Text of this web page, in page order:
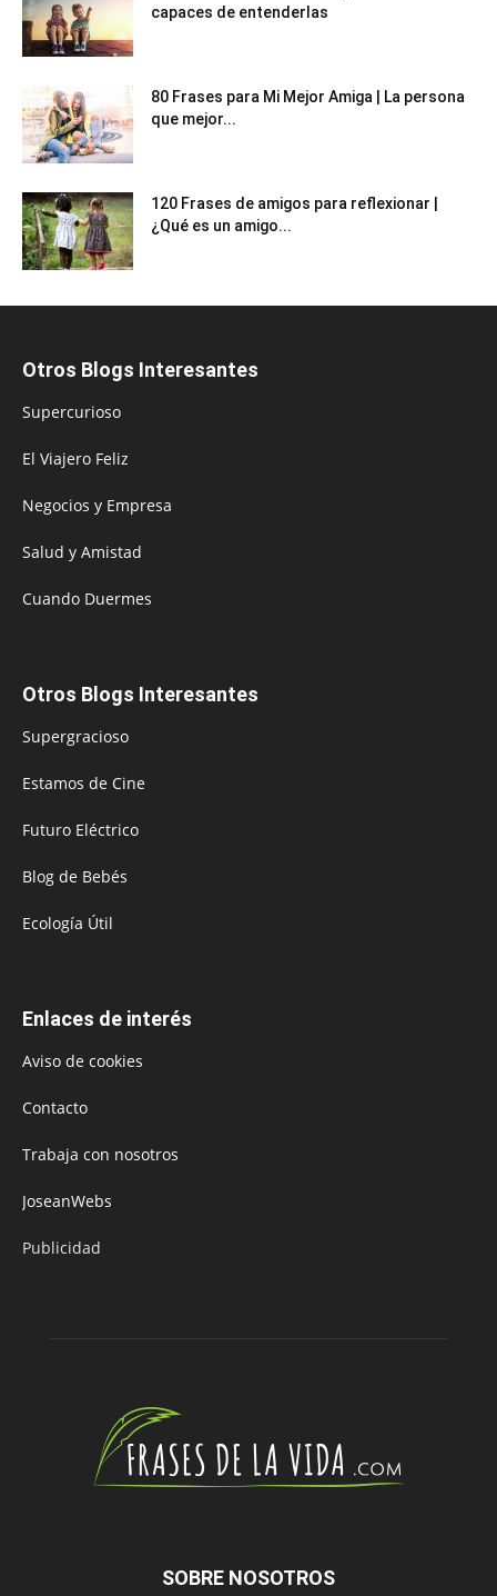
capaces de entenderlas
80 Frases para Mi Mejor Amiga | La persona
que mejor...
120 Frases de amigos para reflexionar |
¿Qué es un amigo...
Otros Blogs Interesantes
Supercurioso
El Viajero Feliz
Negocios y Empresa
Salud y Amistad
Cuando Duermes
Otros Blogs Interesantes
Supergracioso
Estamos de Cine
Futuro Eléctrico
Blog de Bebés
Ecología Útil
Enlaces de interés
Aviso de cookies
Contacto
Trabaja con nosotros
JoseanWebs
Publicidad
SOBRE NOSOTROS